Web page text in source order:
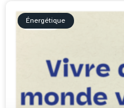
Énergétique